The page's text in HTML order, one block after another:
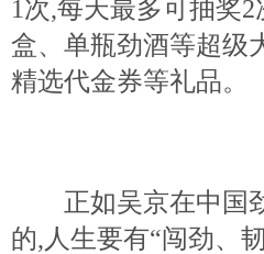
1次,每天最多可抽奖
盒、单瓶劲酒等超级
精选代金券等礼品。
正如吴京在中国劲
的,人生要有“闯劲、